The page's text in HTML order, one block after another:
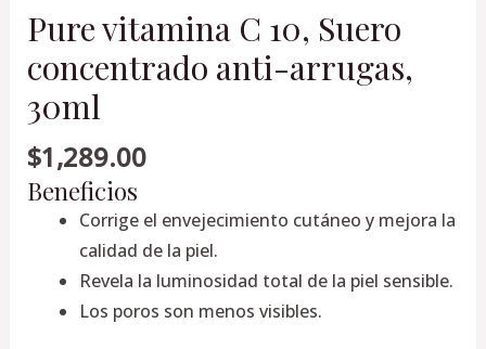
Pure vitamina C 10, Suero
concentrado anti-arrugas,
30ml
$1,289.00
Beneficios
Corrige el envejecimiento cutáneo y mejora la
calidad de la piel.
Revela la luminosidad total de la piel sensible.
Los poros son menos visibles.
Suero
concentrado
anti-
arrugas,
cantidad